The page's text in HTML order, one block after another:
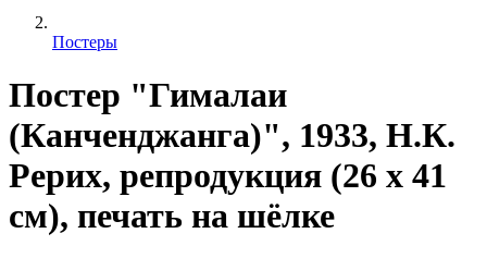
Постеры
Постер "Гималаи
(Канченджанга)", 1933, Н.К.
Рерих, репродукция (26 х 41
см), печать на шёлке